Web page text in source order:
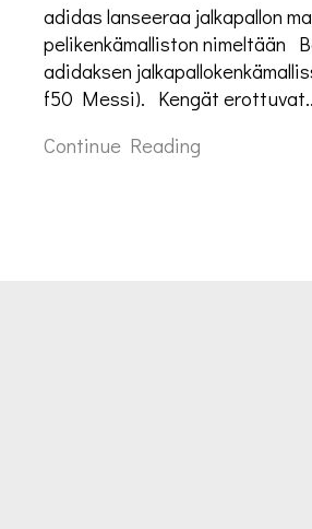
adidas lanseeraa jalkapallon
pelikenkämalliston nimeltään
adidaksen
f50 Messi). Kengät
Continue Reading